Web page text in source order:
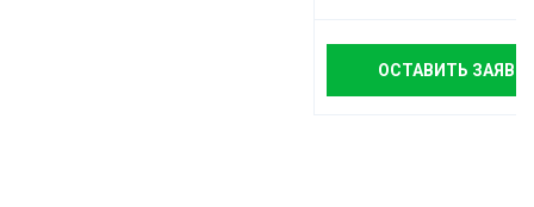
ОСТАВИТЬ